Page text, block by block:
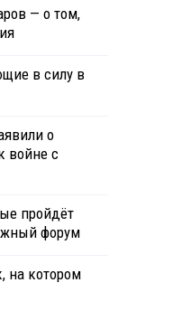
— о том,
в силу в
о
войне с
пройдёт
форум
на котором